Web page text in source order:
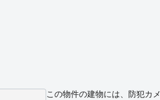
この物件の建物には、防犯カ